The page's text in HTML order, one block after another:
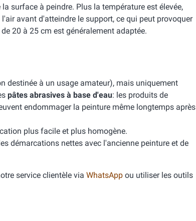
surface à peindre. Plus la température est élevée,
avant d'atteindre le support, ce qui peut provoquer
20 à 25 cm est généralement adaptée.
destinée à un usage amateur), mais uniquement
pâtes abrasives à base d'eau: les produits de
endommager la peinture même longtemps après
plus facile et plus homogène.
démarcations nettes avec l'ancienne peinture et de
service clientèle via WhatsApp ou utiliser les outils